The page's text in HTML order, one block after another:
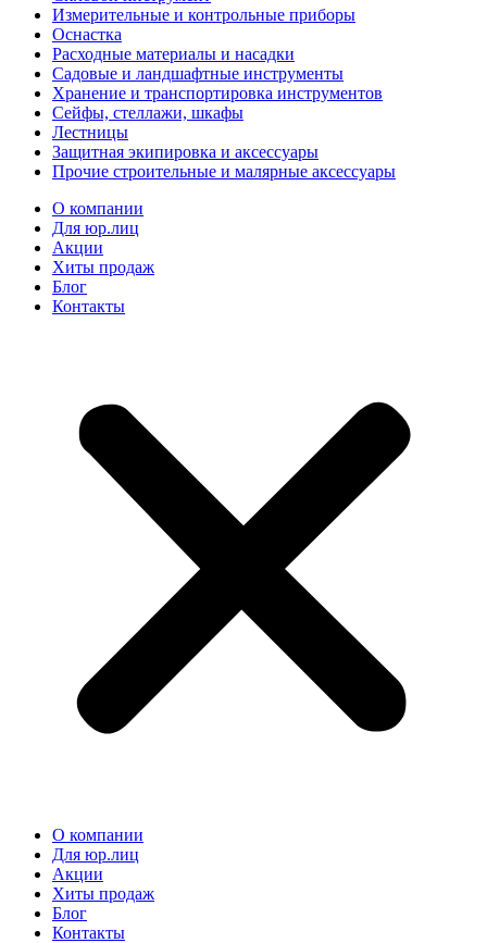
Измерительные и контрольные приборы
Оснастка
Расходные материалы и насадки
Садовые и ландшафтные инструменты
Хранение и транспортировка инструментов
Сейфы, стеллажи, шкафы
Лестницы
Защитная экипировка и аксессуары
Прочие строительные и малярные аксессуары
О компании
Для юр.лиц
Акции
Хиты продаж
Блог
Контакты
О компании
Для юр.лиц
Акции
Хиты продаж
Блог
Контакты